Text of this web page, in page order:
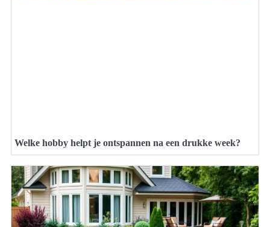
Welke hobby helpt je ontspannen na een drukke week?